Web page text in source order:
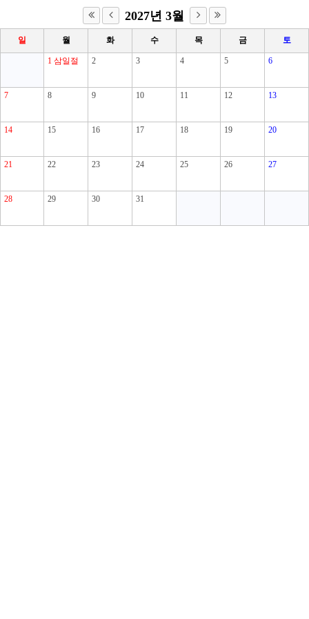
2027년 3월
일 월 화 수 목 금 토
1 삼일절 2 3 4 5 6
7 8 9 10 11 12 13
14 15 16 17 18 19 20
21 22 23 24 25 26 27
28 29 30 31